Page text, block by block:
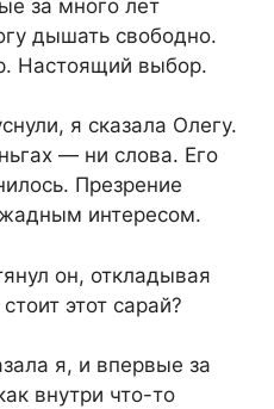
за много лет
дышать свободно.
Настоящий выбор.
я сказала Олегу.
— ни слова. Его
Презрение
интересом.
он, откладывая
этот сарай?
я, и впервые за
внутри что-то